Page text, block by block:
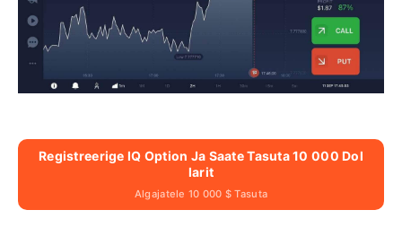
Registreerige IQ Option Ja Saate Tasuta 10 000 Dol
Larit
Algajatele 10 000 $ Tasuta